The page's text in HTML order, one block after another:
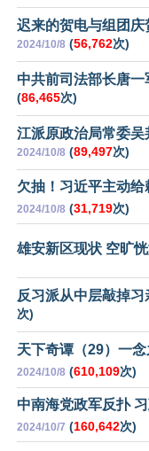
迟来的贺电与组团
2024/10/8 (56,762次)
中共前司法部长唐
(86,465次)
江派原政治局常委
2024/10/8 (89,497次)
欠抽！习近平主动
2024/10/8 (31,719次)
雄安新区现状 空旷恍
反习派从中层敲掉
次)
天下奇谭（29）一
2024/10/8 (610,109次)
中南海党政军反扑
2024/10/7 (160,642次)